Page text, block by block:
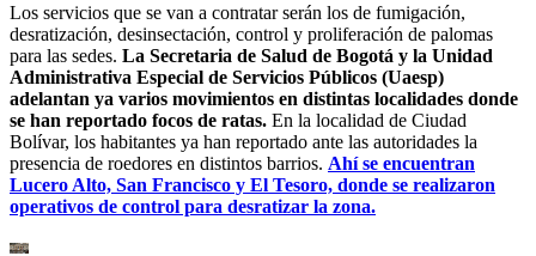
Los servicios que se van a contratar serán los de fumigación,
desratización, desinsectación, control y proliferación de palomas
para las sedes. La Secretaria de Salud de Bogotá y la Unidad
Administrativa Especial de Servicios Públicos (Uaesp)
adelantan ya varios movimientos en distintas localidades donde
se han reportado focos de ratas. En la localidad de Ciudad
Bolívar, los habitantes ya han reportado ante las autoridades la
presencia de roedores en distintos barrios. Ahí se encuentran
Lucero Alto, San Francisco y El Tesoro, donde se realizaron
operativos de control para desratizar la zona.